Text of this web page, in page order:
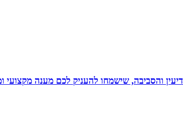
והסביבה, שישמחו להעניק לכם מענה מקצועי